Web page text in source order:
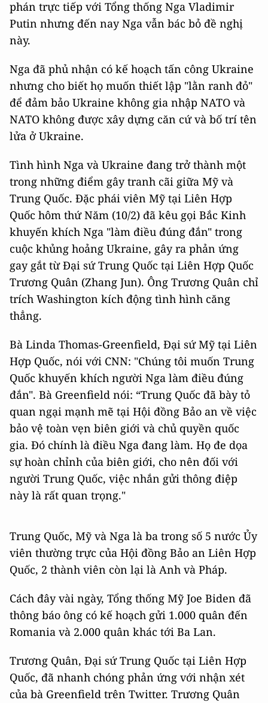
phán trực tiếp với Tổng thống Nga Vladimir
Putin nhưng đến nay Nga vẫn bác bỏ đề nghị
này.
Nga đã phủ nhận có kế hoạch tấn công Ukraine
nhưng cho biết họ muốn thiết lập "lằn ranh đỏ"
để đảm bảo Ukraine không gia nhập NATO và
NATO không được xây dựng căn cứ và bố trí tên
lửa ở Ukraine.
Tình hình Nga và Ukraine đang trở thành một
trong những điểm gây tranh cãi giữa Mỹ và
Trung Quốc. Đặc phái viên Mỹ tại Liên Hợp
Quốc hôm thứ Năm (10/2) đã kêu gọi Bắc Kinh
khuyến khích Nga "làm điều đúng đắn" trong
cuộc khủng hoảng Ukraine, gây ra phản ứng
gay gắt từ Đại sứ Trung Quốc tại Liên Hợp Quốc
Trương Quân (Zhang Jun). Ông Trương Quân chỉ
trích Washington kích động tình hình căng
thẳng.
Bà Linda Thomas-Greenfield, Đại sứ Mỹ tại Liên
Hợp Quốc, nói với CNN: "Chúng tôi muốn Trung
Quốc khuyến khích người Nga làm điều đúng
đắn". Bà Greenfield nói: “Trung Quốc đã bày tỏ
quan ngại mạnh mẽ tại Hội đồng Bảo an về việc
bảo vệ toàn vẹn biên giới và chủ quyền quốc
gia. Đó chính là điều Nga đang làm. Họ đe dọa
sự hoàn chỉnh của biên giới, cho nên đối với
người Trung Quốc, việc nhắn gửi thông điệp
này là rất quan trọng."
Trung Quốc, Mỹ và Nga là ba trong số 5 nước Ủy
viên thường trực của Hội đồng Bảo an Liên Hợp
Quốc, 2 thành viên còn lại là Anh và Pháp.
Cách đây vài ngày, Tổng thống Mỹ Joe Biden đã
thông báo ông có kế hoạch gửi 1.000 quân đến
Romania và 2.000 quân khác tới Ba Lan.
Trương Quân, Đại sứ Trung Quốc tại Liên Hợp
Quốc, đã nhanh chóng phản ứng với nhận xét
của bà Greenfield trên Twitter. Trương Quân